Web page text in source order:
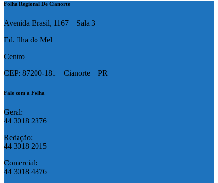
Folha Regional De Cianorte
Avenida Brasil, 1167 – Sala 3
Ed. Ilha do Mel
Centro
CEP: 87200-181 – Cianorte – PR
Fale com a Folha
Geral:
44 3018 2876
Redação:
44 3018 2015
Comercial:
44 3018 4876